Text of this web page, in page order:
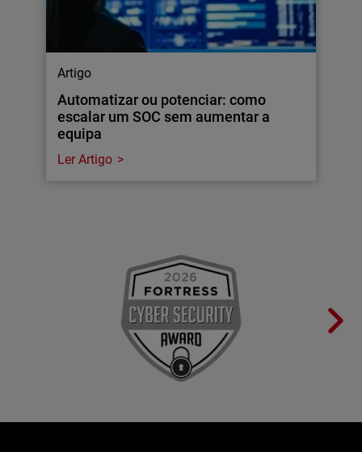
Artigo
Automatizar ou potenciar: como
escalar um SOC sem aumentar a
equipa
Ler Artigo